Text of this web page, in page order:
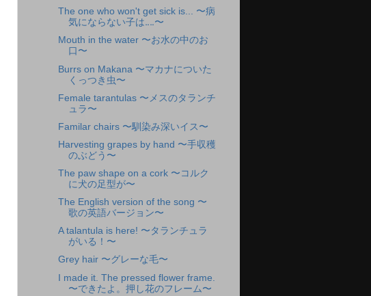
The one who won't get sick is... 〜病
気にならない子は‥‥〜
Mouth in the water 〜お水の中のお
口〜
Burrs on Makana 〜マカナについた
くっつき虫〜
Female tarantulas 〜メスのタランチ
ュラ〜
Familar chairs 〜馴染み深いイス〜
Harvesting grapes by hand 〜手収穫
のぶどう〜
The paw shape on a cork 〜コルク
に犬の足型が〜
The English version of the song 〜
歌の英語バージョン〜
A talantula is here! 〜タランチュラ
がいる！〜
Grey hair 〜グレーな毛〜
I made it. The pressed flower frame.
〜できたよ。押し花のフレーム〜